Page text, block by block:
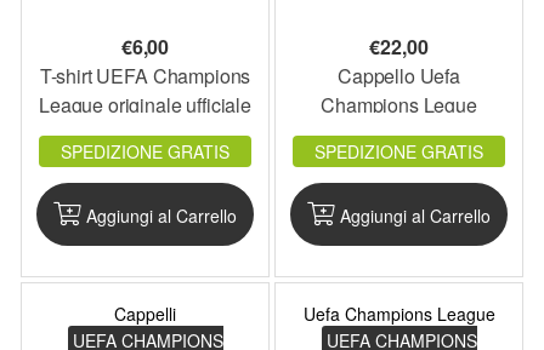
€6,00
T-shirt UEFA Champions
League originale ufficiale
maglia maglietta blu
cotone sottocosto
SPEDIZIONE GRATIS
Aggiungi al Carrello
€22,00
Cappello Uefa
Champions Legue
originale ufficiale bianco
adulto 58 cm
SPEDIZIONE GRATIS
Aggiungi al Carrello
Cappelli
UEFA CHAMPIONS
Uefa Champions League
UEFA CHAMPIONS